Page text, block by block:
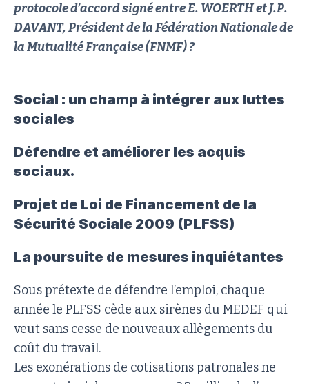
protocole d’accord signé entre E. WOERTH et J.P.
DAVANT, Président de la Fédération Nationale de
la Mutualité Française (FNMF) ?
Social : un champ à intégrer aux luttes
sociales
Défendre et améliorer les acquis
sociaux.
Projet de Loi de Financement de la
Sécurité Sociale 2009 (PLFSS)
La poursuite de mesures inquiétantes
Sous prétexte de défendre l’emploi, chaque
année le PLFSS cède aux sirènes du MEDEF qui
veut sans cesse de nouveaux allègements du
coût du travail.
Les exonérations de cotisations patronales ne